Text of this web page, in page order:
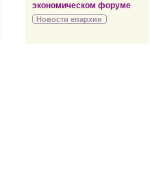
экономическом форуме
Новости епархии